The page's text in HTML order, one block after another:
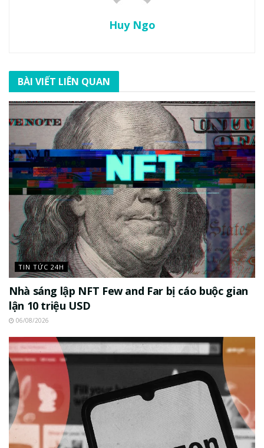
Huy Ngo
BÀI VIẾT LIÊN QUAN
TIN TỨC 24H
Nhà sáng lập NFT Few and Far bị cáo buộc gian
lận 10 triệu USD
06/08/2026